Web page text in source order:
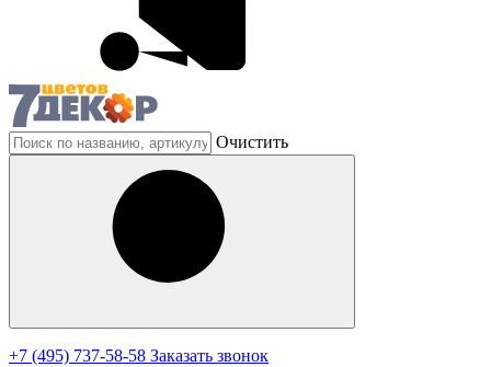
Очистить
+7 (495) 737-58-58 Заказать звонок